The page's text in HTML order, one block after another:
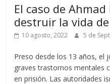
El caso de
destruir la vida
10 agosto, 2022 5 de
Preso desde los 13 años, el
graves trastornos mentales
en prisión. Las autoridades